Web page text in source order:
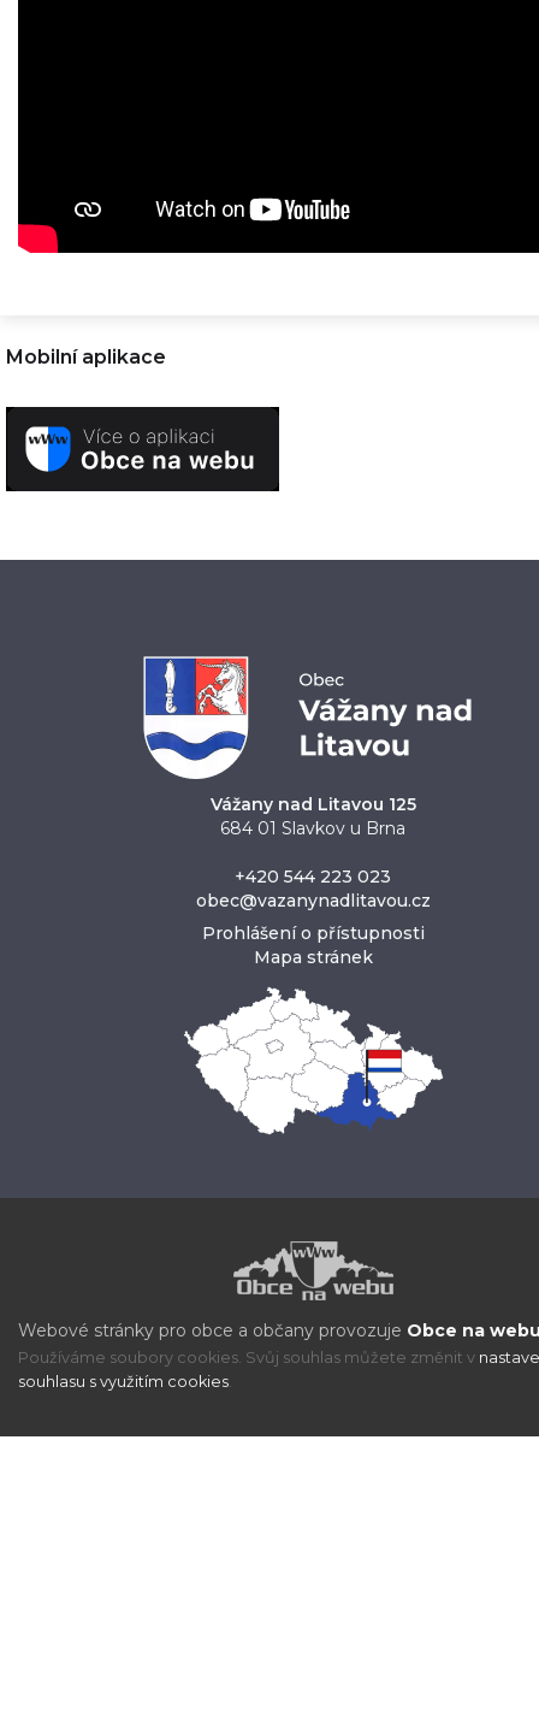
Mobilní aplikace
Vážany nad Litavou 125
684 01 Slavkov u Brna
+420 544 223 023
obec@vazanynadlitavou.cz
Prohlášení o přístupnosti
Mapa stránek
Webové stránky pro obce a občany provozuje Obce na
Používáme soubory cookies. Svůj souhlas můžete změnit v
souhlasu s využitím cookies